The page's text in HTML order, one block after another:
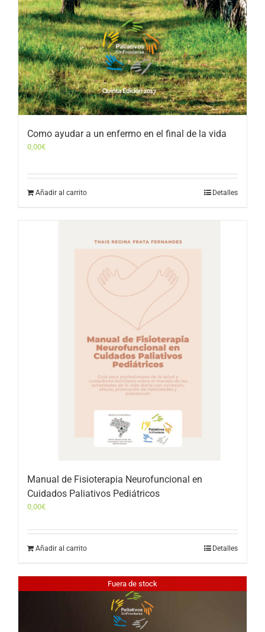
Como ayudar a un enfermo en el final de la vida
0,00€
Añadir al carrito Detalles
Manual de Fisioterapia Neurofuncional en
Cuidados Paliativos Pediátricos
0,00€
Añadir al carrito Detalles
Fuera de stock